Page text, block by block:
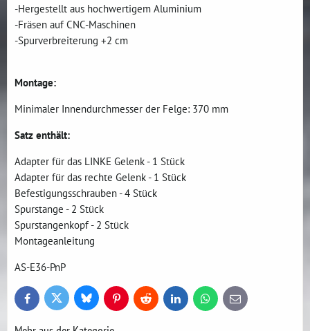
-Hergestellt aus hochwertigem Aluminium
-Fräsen auf CNC-Maschinen
-Spurverbreiterung +2 cm
Montage:
Minimaler Innendurchmesser der Felge: 370 mm
Satz enthält:
Adapter für das LINKE Gelenk - 1 Stück
Adapter für das rechte Gelenk - 1 Stück
Befestigungsschrauben - 4 Stück
Spurstange - 2 Stück
Spurstangenkopf - 2 Stück
Montageanleitung
AS-E36-PnP
FacebookTwitter BlueskyPinterestReddit LinkedInWhatsApp
E-
mail